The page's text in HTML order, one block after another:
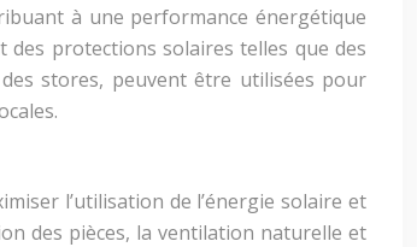
à une performance énergétique
protections solaires telles que des
stores, peuvent être utilisées pour
l’utilisation de l’énergie solaire et
des pièces, la ventilation naturelle et